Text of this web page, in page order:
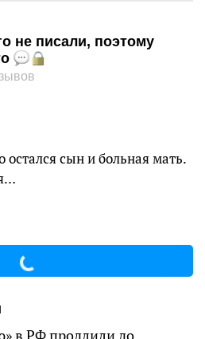
не писали, поэтому
сын и больная мать.
в РФ продлили до